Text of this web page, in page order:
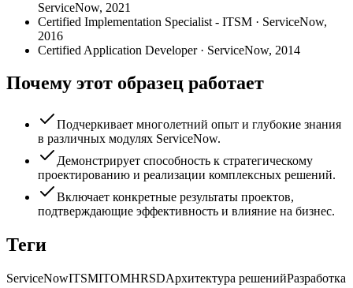
ServiceNow, 2021
Certified Implementation Specialist - ITSM · ServiceNow,
2016
Certified Application Developer· ServiceNow, 2014
Почему этот образец работает
Подчеркивает многолетний опыт и глубокие знания
в различных модулях ServiceNow.
Демонстрирует способность к стратегическому
проектированию и реализации комплексных решений.
Включает конкретные результаты проектов,
подтверждающие эффективность и влияние на бизнес.
Теги
ServiceNowITSMITOMHRSDАрхитектура решенийРазработка